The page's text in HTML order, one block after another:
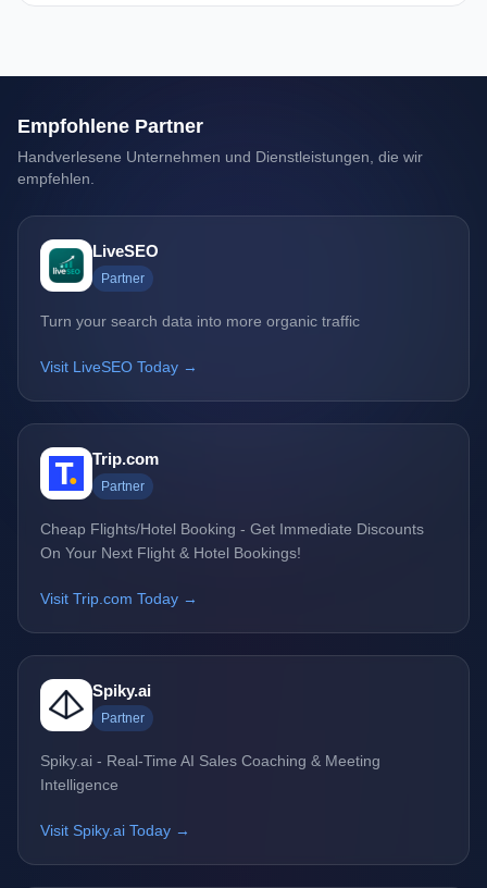
Empfohlene Partner
Handverlesene Unternehmen und Dienstleistungen, die wir
empfehlen.
LiveSEO
Partner
Turn your search data into more organic traffic
Visit LiveSEO Today →
Trip.com
Partner
Cheap Flights/Hotel Booking - Get Immediate Discounts
On Your Next Flight & Hotel Bookings!
Visit Trip.com Today →
Spiky.ai
Partner
Spiky.ai - Real-Time AI Sales Coaching & Meeting
Intelligence
Visit Spiky.ai Today →